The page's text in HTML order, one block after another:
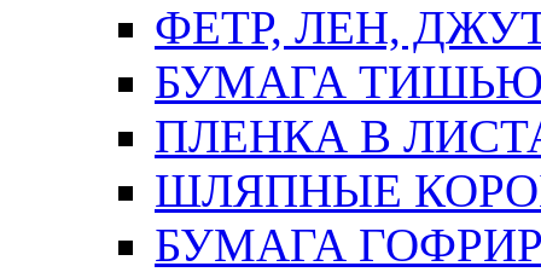
ФЕТР, ЛЕН,
БУМАГА
ПЛЕНКА В
ШЛЯПНЫЕ
БУМАГА